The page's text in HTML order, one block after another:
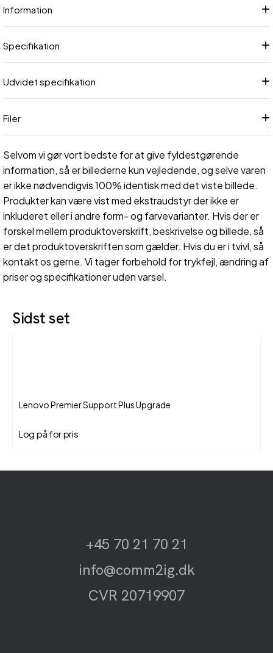
Information
Specifikation
Udvidet specifikation
Filer
Selvom vi gør vort bedste for at give fyldestgørende
information, så er billederne kun vejledende, og selve varen
er ikke nødvendigvis 100% identisk med det viste billede.
Produkter kan være vist med ekstraudstyr der ikke er
inkluderet eller i andre form- og farvevarianter. Hvis der er
forskel mellem produktoverskrift, beskrivelse og billede, så
er det produktoverskriften som gælder. Hvis du er i tvivl, så
kontakt os gerne. Vi tager forbehold for trykfejl, ændring af
priser og specifikationer uden varsel.
Sidst set
Lenovo Premier Support Plus Upgrade
Log på for pris
+45 70 21 70 21
info@comm2ig.dk
CVR 20719907